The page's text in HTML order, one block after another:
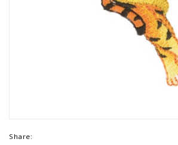
Share: